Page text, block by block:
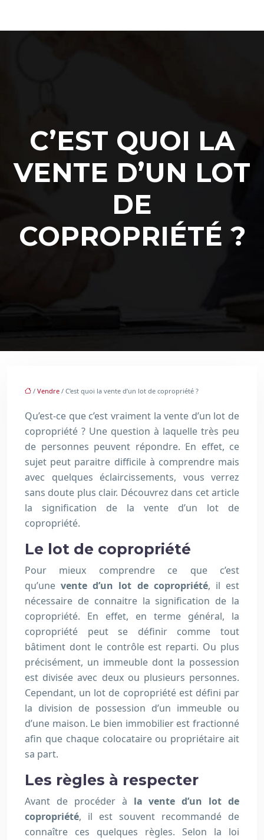
C’EST QUOI LA
VENTE D’UN LOT
DE
COPROPRIÉTÉ ?
/ Vendre / C’est quoi la vente d’un lot de copropriété ?
Qu’est-ce que c’est vraiment la vente d’un lot de
copropriété ? Une question à laquelle très peu
de personnes peuvent répondre. En effet, ce
sujet peut paraitre difficile à comprendre mais
avec quelques éclaircissements, vous verrez
sans doute plus clair. Découvrez dans cet article
la signification de la vente d’un lot de
copropriété.
Le lot de copropriété
Pour mieux comprendre ce que c’est
qu’unevente d’un lot de copropriété, il est
nécessaire de connaitre la signification de la
copropriété. En effet, en terme général, la
copropriété peut se définir comme tout
bâtiment dont le contrôle est reparti. Ou plus
précisément, un immeuble dont la possession
est divisée avec deux ou plusieurs personnes.
Cependant, un lot de copropriété est défini par
la division de possession d’un immeuble ou
d’une maison. Le bien immobilier est fractionné
afin que chaque colocataire ou propriétaire ait
sa part.
Les règles à respecter
Avant de procéder à la vente d’un lot de
copropriété, il est souvent recommandé de
connaître ces quelques règles. Selon la loi